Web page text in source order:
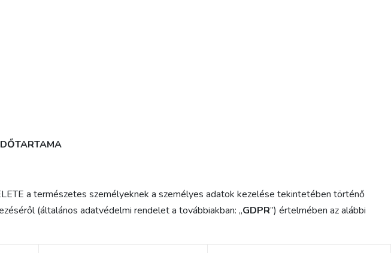
a természetes személyeknek a személyes adatok kezelése tekintetében történő
(általános adatvédelmi rendelet a továbbiakban: „GDPR”) értelmében az alábbi